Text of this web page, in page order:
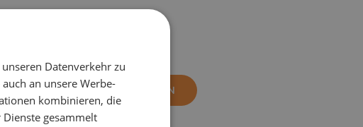
OHNE EINDRUCK BESTELLEN
Datenverkehr zu
an unsere Werbe-
kombinieren, die
gesammelt